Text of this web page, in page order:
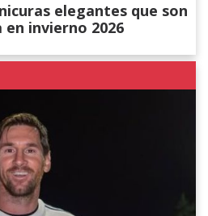
elegantes que son
en invierno 2026